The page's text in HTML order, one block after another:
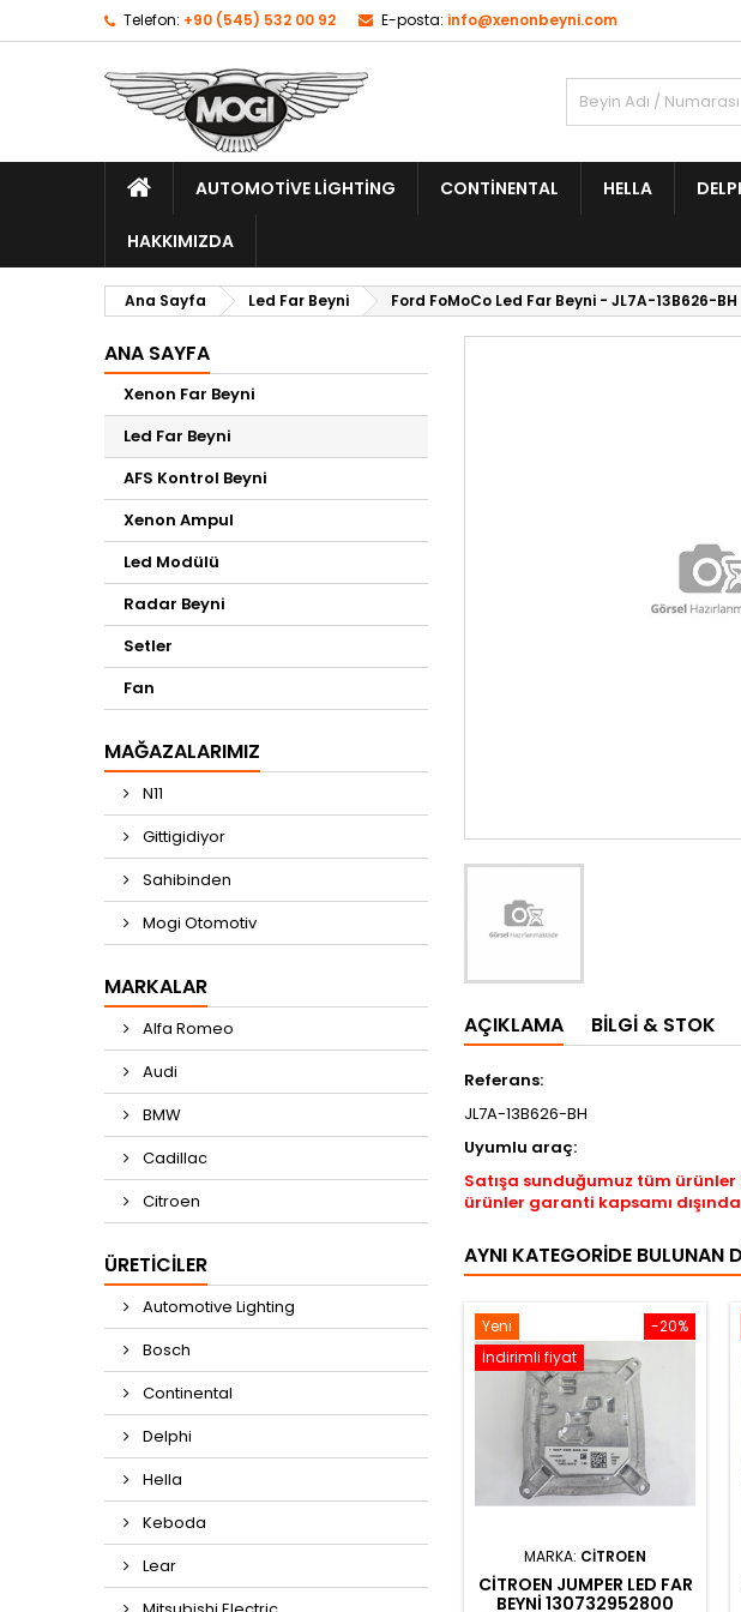
Telefon: +90 (545) 532 00 92 E-posta: info@xenonbeyni.com
AUTOMOTIVE LIGHTING CONTINENTAL HELLA
HAKKIMIZDA
Ana Sayfa Led Far Beyni Ford FoMoCo Led Far Beyni - JL7A-13B626-BH
ANA SAYFA
Xenon Far Beyni
Led Far Beyni
AFS Kontrol Beyni
Xenon Ampul
Led Modülü
Radar Beyni
Setler
Fan
MAĞAZALARIMIZ
N11
Gittigidiyor
Sahibinden
Mogi Otomotiv
MARKALAR
Alfa Romeo
Audi
BMW
Cadillac
Citroen
ÜRETICILER
Automotive Lighting
Bosch
Continental
Delphi
Hella
Keboda
Lear
AÇIKLAMA BILGI & STOK
Referans:
JL7A-13B626-BH
Uyumlu araç:
Satışa sunduğumuz tüm
ürünler garanti kapsamı
AYNI KATEGORIDE BULUNAN
-20%
Yeni
İndirimli fiyat
MARKA: CITROEN
CITROEN JUMPER LED FAR
BEYNI 130732952800